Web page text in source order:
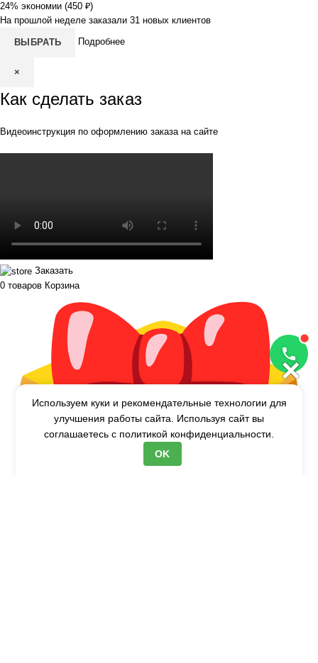
24% экономии (450 ₽)
На прошлой неделе заказали 31 новых клиентов
ВЫБРАТЬ Подробнее
×
Как сделать заказ
Видеоинструкция по оформлению заказа на сайте
Заказать
0 товаров Корзина
×
Используем куки и рекомендательные технологии для
улучшения работы сайта. Используя сайт вы
соглашаетесь с политикой конфиденциальности.
OK